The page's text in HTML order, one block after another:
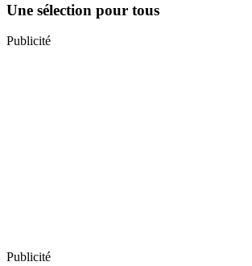
Une sélection pour tous
Publicité
Publicité